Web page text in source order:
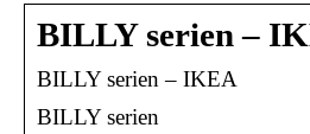
BILLY serien –
BILLY serien – IKEA
BILLY serien